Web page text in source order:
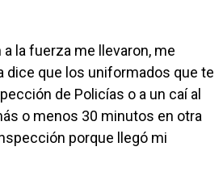
la fuerza me llevaron, me
dice que los uniformados que te
de Policías o a un caí al
o menos 30 minutos en otra
porque llegó mi